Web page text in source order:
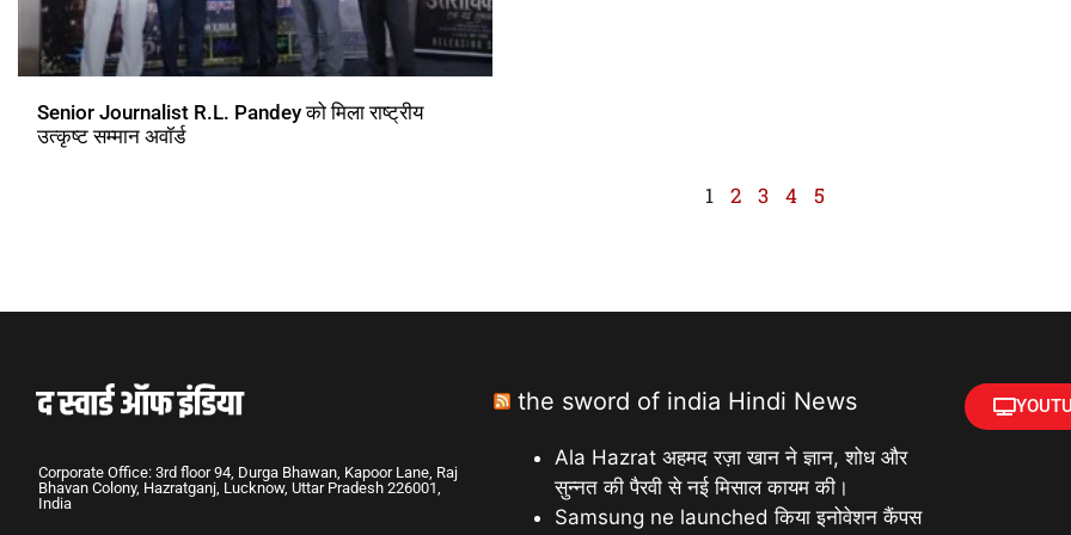
Senior Journalist R.L. Pandey को मिला राष्ट्रीय
उत्कृष्ट सम्मान अवॉर्ड
1 2 3 4 5
Corporate Office: 3rd floor 94, Durga Bhawan, Kapoor Lane, Raj
Bhavan Colony, Hazratganj, Lucknow, Uttar Pradesh 226001,
India
the sword of india Hindi News
Ala Hazrat अहमद रज़ा खान ने ज्ञान, शोध और
सुन्नत की पैरवी से नई मिसाल कायम की।
Samsung ne launched किया इनोवेशन कैंपस